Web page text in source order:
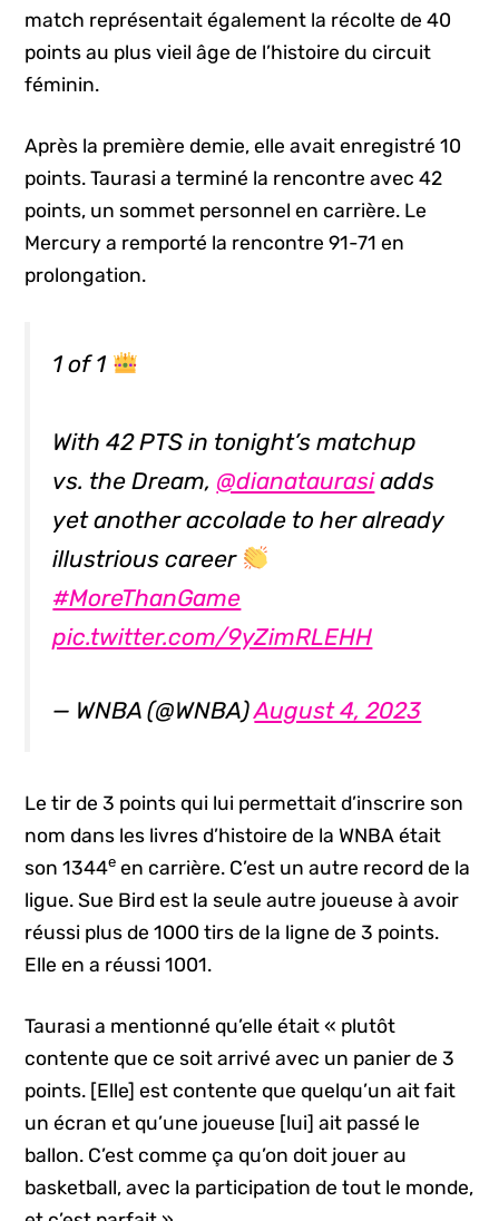
match représentait également la récolte de 40
points au plus vieil âge de l’histoire du circuit
féminin.
Après la première demie, elle avait enregistré 10
points. Taurasi a terminé la rencontre avec 42
points, un sommet personnel en carrière. Le
Mercury a remporté la rencontre 91-71 en
prolongation.
1 of 1
With 42 PTS in tonight’s matchup
vs. the Dream, @dianataurasiadds
yet another accolade to her already
illustrious career
#MoreThanGame
pic.twitter.com/9yZimRLEHH
— WNBA (@WNBA)August 4, 2023
Le tir de 3 points qui lui permettait d’inscrire son
nom dans les livres d’histoire de la WNBA était
son 1344e en carrière. C’est un autre record de la
ligue. Sue Bird est la seule autre joueuse à avoir
réussi plus de 1000 tirs de la ligne de 3 points.
Elle en a réussi 1001.
Taurasi a mentionné qu’elle était « plutôt
contente que ce soit arrivé avec un panier de 3
points. [Elle] est contente que quelqu’un ait fait
un écran et qu’une joueuse [lui] ait passé le
ballon. C’est comme ça qu’on doit jouer au
basketball, avec la participation de tout le monde,